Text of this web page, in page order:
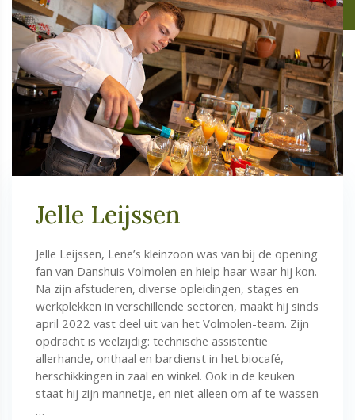
Jelle Leijssen
Jelle Leijssen, Lene’s kleinzoon was van bij de opening
fan van Danshuis Volmolen en hielp haar waar hij kon.
Na zijn afstuderen, diverse opleidingen, stages en
werkplekken in verschillende sectoren, maakt hij sinds
april 2022 vast deel uit van het Volmolen-team. Zijn
opdracht is veelzijdig: technische assistentie
allerhande, onthaal en bardienst in het biocafé,
herschikkingen in zaal en winkel. Ook in de keuken
staat hij zijn mannetje, en niet alleen om af te wassen
…